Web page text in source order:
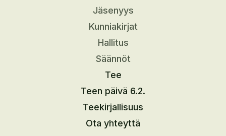
Jäsenyys
Kunniakirjat
Hallitus
Säännöt
Tee
Teen päivä 6.2.
Teekirjallisuus
Ota yhteyttä